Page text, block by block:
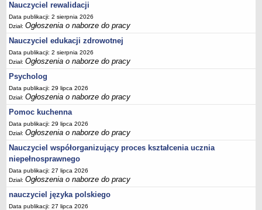
Nauczyciel rewalidacji
Data publikacji: 2 sierpnia 2026
Dział:Ogłoszenia o naborze do pracy
Nauczyciel edukacji zdrowotnej
Data publikacji: 2 sierpnia 2026
Dział:Ogłoszenia o naborze do pracy
Psycholog
Data publikacji: 29 lipca 2026
Dział:Ogłoszenia o naborze do pracy
Pomoc kuchenna
Data publikacji: 29 lipca 2026
Dział:Ogłoszenia o naborze do pracy
Nauczyciel współorganizujący proces kształcenia ucznia
niepełnosprawnego
Data publikacji: 27 lipca 2026
Dział:Ogłoszenia o naborze do pracy
nauczyciel języka polskiego
Data publikacji: 27 lipca 2026